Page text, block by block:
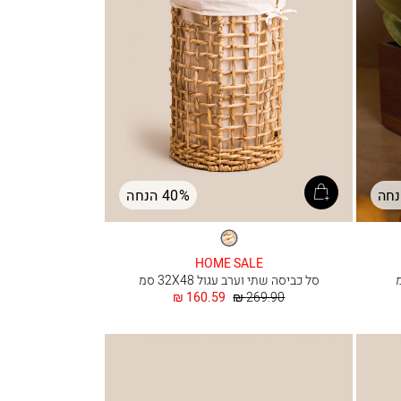
40% הנחה
טבעי
HOME SALE
סל כביסה שתי וערב עגול 32X48 סמ
החל
160.59 ₪ מחיר
269.90 ₪